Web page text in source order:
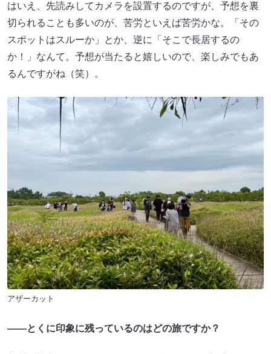
はいえ、先読みしてカメラを設置するのですが、予想を裏
切られることも多いのが、苦労といえば苦労かな。「その
スポットはスルーか」とか、逆に「そこで長居するの
か！」なんて。予想が当たると嬉しいので、楽しみでもあ
るんですがね（笑）。
アザーカット
――とくに印象に残っているのはどの旅ですか？